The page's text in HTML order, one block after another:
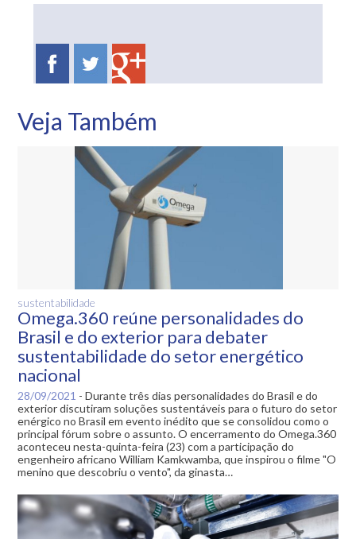
Veja Também
sustentabilidade
Omega.360 reúne personalidades do
Brasil e do exterior para debater
sustentabilidade do setor energético
nacional
28/09/2021 -Durante três dias personalidades do Brasil e do
exterior discutiram soluções sustentáveis para o futuro do setor
enérgico no Brasil em evento inédito que se consolidou como o
principal fórum sobre o assunto. O encerramento do Omega.360
aconteceu nesta-quinta-feira (23) com a participação do
engenheiro africano William Kamkwamba, que inspirou o filme "O
menino que descobriu o vento", da ginasta…